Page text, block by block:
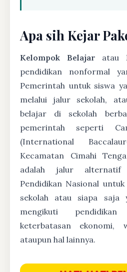
Apa sih Kejar
Kelompok Belajar atau
pendidikan nonformal
Pemerintah untuk siswa
melalui jalur sekolah,
belajar di sekolah
pemerintah seperti
(International
Kecamatan Cimahi
adalah jalur alternatif
Pendidikan Nasional
sekolah atau siapa saja
mengikuti
keterbatasan ekonomi,
ataupun hal lainnya.